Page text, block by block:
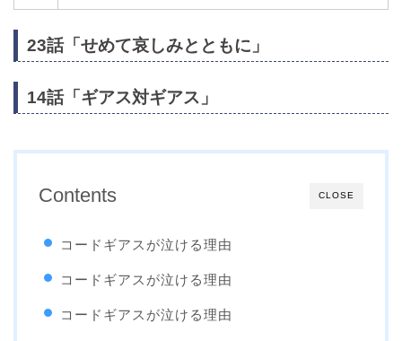
23話「せめて哀しみとともに」
14話「ギアス対ギアス」
CLOSE
Contents
コードギアスが泣ける理由
コードギアスが泣ける理由
コードギアスが泣ける理由